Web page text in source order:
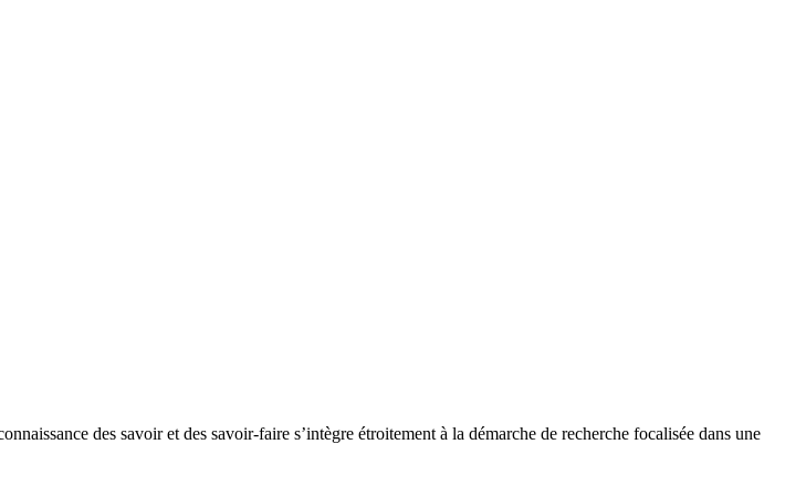
des savoir et des savoir-faire s’intègre étroitement à la démarche de recherche focalisée dans une